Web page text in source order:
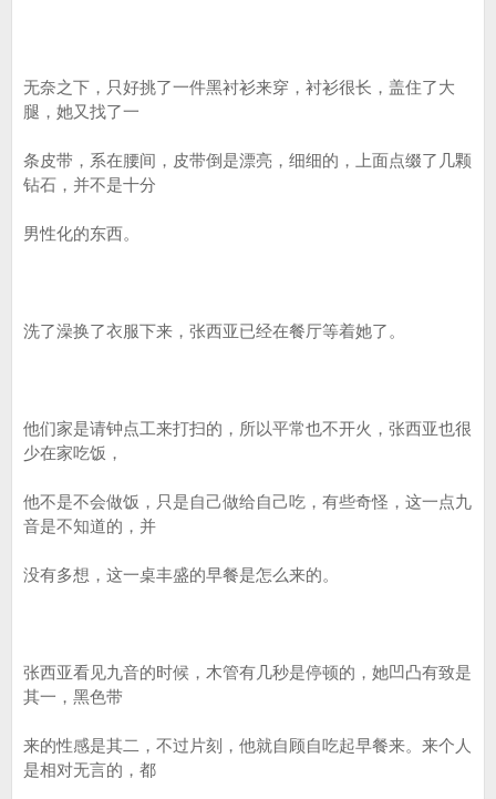
无奈之下，只好挑了一件黑衬衫来穿，衬衫很长，盖住了大
腿，她又找了一
条皮带，系在腰间，皮带倒是漂亮，细细的，上面点缀了几颗
钻石，并不是十分
男性化的东西。
洗了澡换了衣服下来，张西亚已经在餐厅等着她了。
他们家是请钟点工来打扫的，所以平常也不开火，张西亚也很
少在家吃饭，
他不是不会做饭，只是自己做给自己吃，有些奇怪，这一点九
音是不知道的，并
没有多想，这一桌丰盛的早餐是怎么来的。
张西亚看见九音的时候，木管有几秒是停顿的，她凹凸有致是
其一，黑色带
来的性感是其二，不过片刻，他就自顾自吃起早餐来。来个人
是相对无言的，都